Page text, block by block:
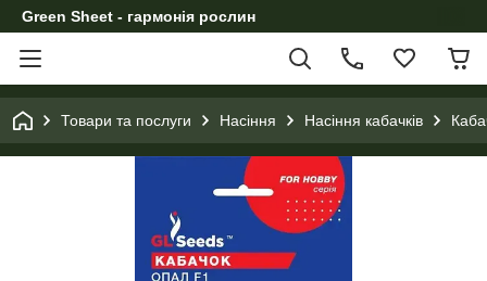
Green Sheet - гармонія рослин
Товари та послуги Насіння Насіння кабачків